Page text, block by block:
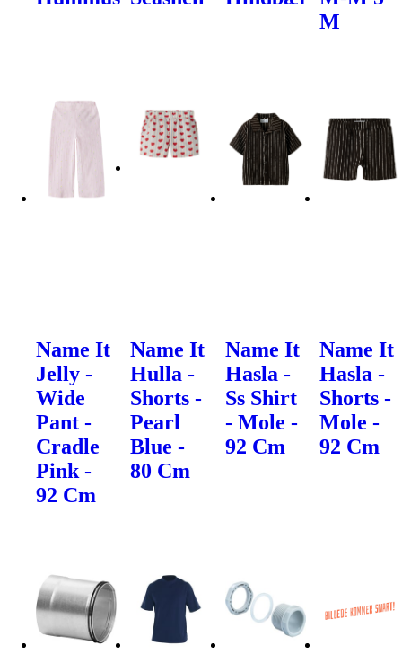
M
Name It
Jelly -
Wide
Pant -
Cradle
Pink -
92 Cm
Name It
Hulla -
Shorts -
Pearl
Blue -
80 Cm
Name It
Hasla -
Ss Shirt
- Mole -
92 Cm
Name It
Hasla -
Shorts -
Mole -
92 Cm